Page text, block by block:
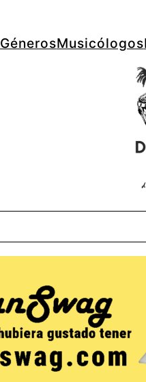
GénerosMusicólogos